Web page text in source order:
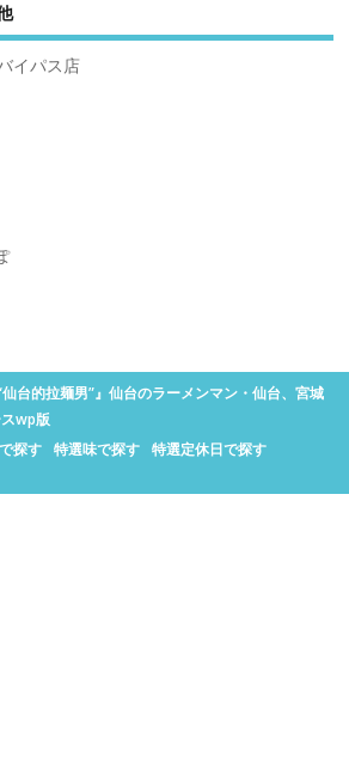
イパス店
台的拉麺男”』仙台のラーメンマン・仙台、宮城
wp版
探す 特選味で探す
特選定休日で探す